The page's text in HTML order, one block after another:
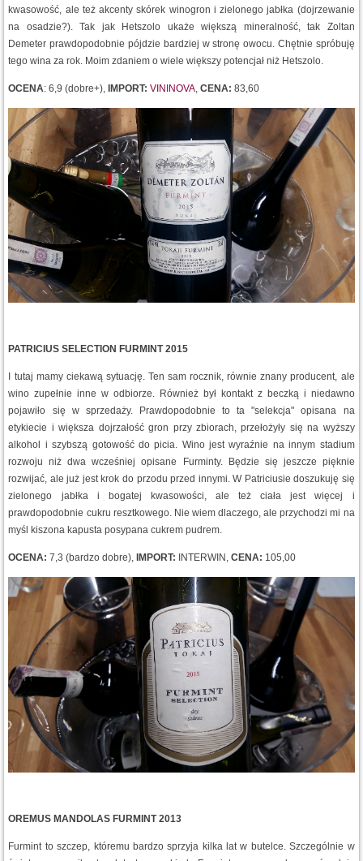
kwasowość, ale też akcenty skórek winogron i zielonego jabłka (dojrzewanie
na osadzie?). Tak jak Hetszolo ukaże większą mineralność, tak Zoltan
Demeter prawdopodobnie pójdzie bardziej w stronę owocu. Chętnie spróbuję
tego wina za rok. Moim zdaniem o wiele większy potencjał niż Hetszolo.
OCENA: 6,9 (dobre+), IMPORT: VININOVA, CENA: 83,60
PATRICIUS SELECTION FURMINT 2015
I tutaj mamy ciekawą sytuację. Ten sam rocznik, równie znany producent, ale
wino zupełnie inne w odbiorze. Również był kontakt z beczką i niedawno
pojawiło się w sprzedaży. Prawdopodobnie to ta "selekcja" opisana na
etykiecie i większa dojrzałość gron przy zbiorach, przełożyły się na wyższy
alkohol i szybszą gotowość do picia. Wino jest wyraźnie na innym stadium
rozwoju niż dwa wcześniej opisane Furminty. Będzie się jeszcze pięknie
rozwijać, ale już jest krok do przodu przed innymi. W Patriciusie doszukuję się
zielonego jabłka i bogatej kwasowości, ale też ciała jest więcej i
prawdopodobnie cukru resztkowego. Nie wiem dlaczego, ale przychodzi mi na
myśl kiszona kapusta posypana cukrem pudrem.
OCENA: 7,3 (bardzo dobre), IMPORT: INTERWIN, CENA: 105,00
OREMUS MANDOLAS FURMINT 2013
Furmint to szczep, któremu bardzo sprzyja kilka lat w butelce. Szczególnie w